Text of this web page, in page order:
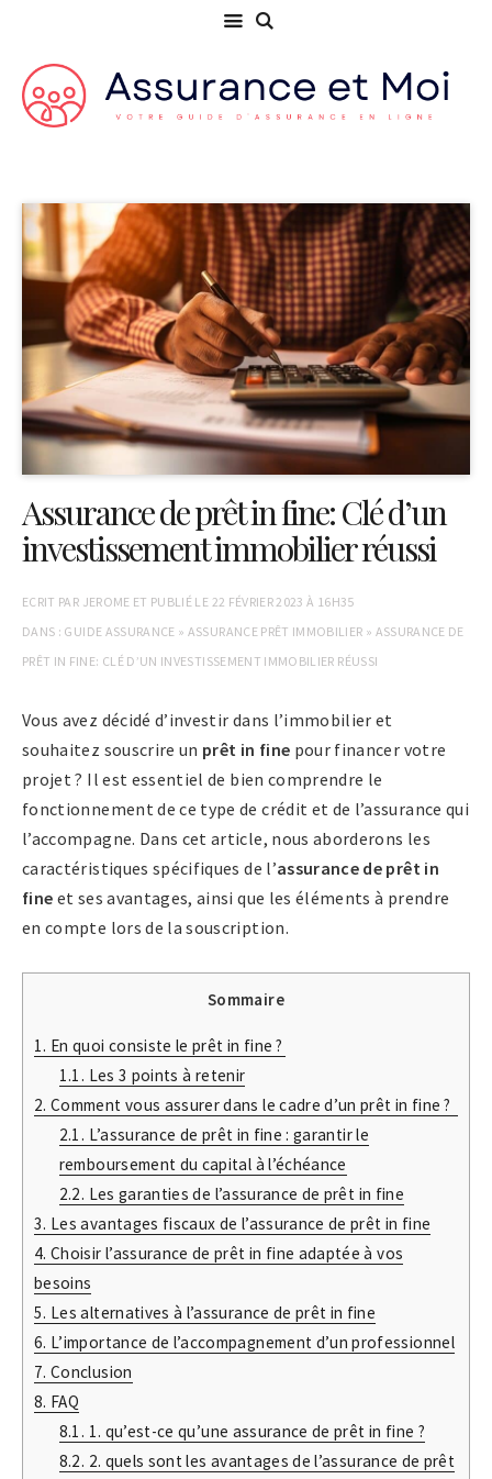
Assurance de prêt in fine: Clé d’un
investissement immobilier réussi
ECRIT PAR JEROME ET PUBLIÉ LE 22 FÉVRIER 2023 À 16H35
DANS : GUIDE ASSURANCE » ASSURANCE PRÊT IMMOBILIER » ASSURANCE DE
PRÊT IN FINE: CLÉ D’UN INVESTISSEMENT IMMOBILIER RÉUSSI
Vous avez décidé d’investir dans l’immobilier et
souhaitez souscrire un prêt in fine pour financer votre
projet ? Il est essentiel de bien comprendre le
fonctionnement de ce type de crédit et de l’assurance qui
l’accompagne. Dans cet article, nous aborderons les
caractéristiques spécifiques de l’assurance de prêt in
fine et ses avantages, ainsi que les éléments à prendre
en compte lors de la souscription.
Sommaire
1. En quoi consiste le prêt in fine ?
1.1. Les 3 points à retenir
2. Comment vous assurer dans le cadre d’un prêt in fine ?
2.1. L’assurance de prêt in fine : garantir le
remboursement du capital à l’échéance
2.2. Les garanties de l’assurance de prêt in fine
3. Les avantages fiscaux de l’assurance de prêt in fine
4. Choisir l’assurance de prêt in fine adaptée à vos
besoins
5. Les alternatives à l’assurance de prêt in fine
6. L’importance de l’accompagnement d’un professionnel
7. Conclusion
8. FAQ
8.1. 1. qu’est-ce qu’une assurance de prêt in fine ?
8.2. 2. quels sont les avantages de l’assurance de prêt